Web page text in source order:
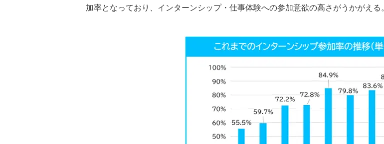
加率となっており、インターンシップ・仕事体験への参加意欲の高さがうかがえる。